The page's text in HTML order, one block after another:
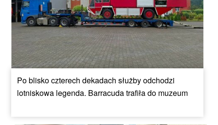
Po blisko czterech dekadach służby odchodzi
lotniskowa legenda. Barracuda trafiła do muzeum